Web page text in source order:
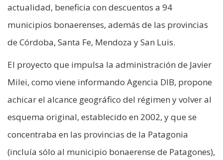
actualidad, beneficia con descuentos a 94
municipios bonaerenses, además de las provincias
de Córdoba, Santa Fe, Mendoza y San Luis.
El proyecto que impulsa la administración de Javier
Milei, como viene informando Agencia DIB, propone
achicar el alcance geográfico del régimen y volver al
esquema original, establecido en 2002, y que se
concentraba en las provincias de la Patagonia
(incluía sólo al municipio bonaerense de Patagones),